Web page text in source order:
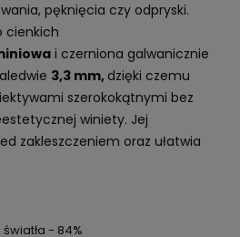
pęknięcia czy odpryski.
cienkich
i czerniona galwanicznie
3,3 mm, dzięki czemu
szerokokątnymi bez
winiety. Jej
zakleszczeniem oraz ułatwia
- 84%